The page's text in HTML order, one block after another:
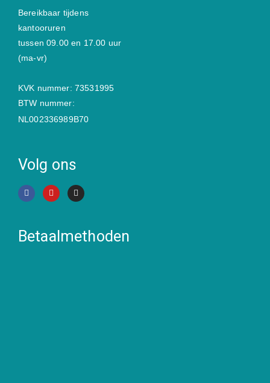
Bereikbaar tijdens
kantooruren
tussen 09.00 en 17.00 uur
(ma-vr)
KVK nummer: 73531995
BTW nummer:
NL002336989B70
Volg ons
Betaalmethoden